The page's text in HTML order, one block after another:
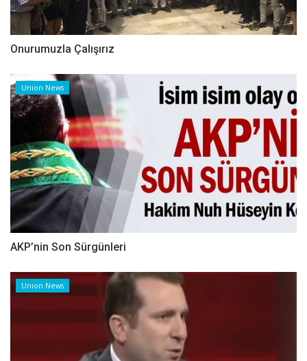
Onurumuzla Çalışırız
Union News
AKP’nin Son Sürgünleri
Union News